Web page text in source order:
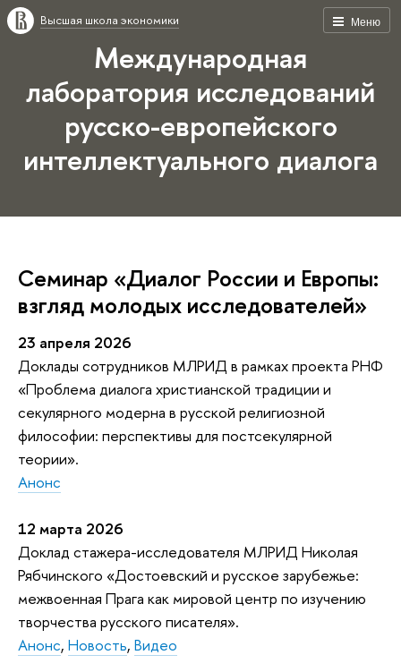
Меню
Высшая школа экономики
Международная
лаборатория исследований
русско-европейского
интеллектуального диалога
Семинар «Диалог России и Европы:
взгляд молодых исследователей»
23 апреля 2026
Доклады сотрудников МЛРИД в рамках проекта РНФ
«Проблема диалога христианской традиции и
секулярного модерна в русской религиозной
философии: перспективы для постсекулярной
теории».
Анонс
12 марта 2026
Доклад стажера-исследователя МЛРИД Николая
Рябчинского «Достоевский и русское зарубежье:
межвоенная Прага как мировой центр по изучению
творчества русского писателя».
Анонс, Новость, Видео